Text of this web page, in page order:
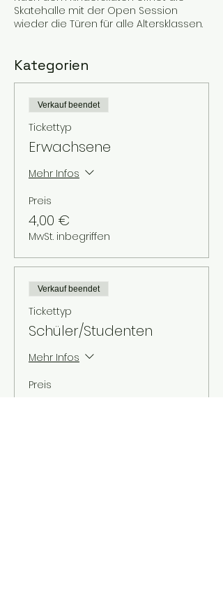
Skatehalle mit der Open Session
wieder die Türen für alle Altersklassen.
Kategorien
Verkauf beendet
Tickettyp
Erwachsene
Mehr Infos
Preis
4,00 €
MwSt. inbegriffen
Verkauf beendet
Tickettyp
Schüler/Studenten
Mehr Infos
Preis